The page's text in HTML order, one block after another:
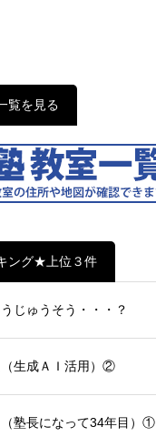
覧を見る
ング★上位３件
じゅうそう・・・？
生成ＡＩ活用）②
塾長になって34年目）①